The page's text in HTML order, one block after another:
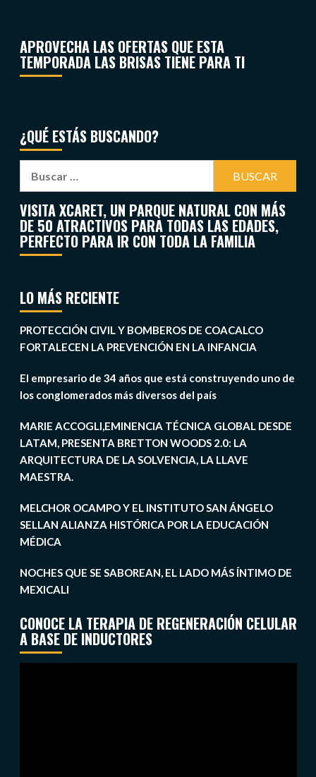
APROVECHA LAS OFERTAS QUE ESTA
TEMPORADA LAS BRISAS TIENE PARA TI
¿QUÉ ESTÁS BUSCANDO?
VISITA XCARET, UN PARQUE NATURAL CON MÁS
DE 50 ATRACTIVOS PARA TODAS LAS EDADES,
PERFECTO PARA IR CON TODA LA FAMILIA
LO MÁS RECIENTE
PROTECCIÓN CIVIL Y BOMBEROS DE COACALCO
FORTALECEN LA PREVENCIÓN EN LA INFANCIA
El empresario de 34 años que está construyendo uno de
los conglomerados más diversos del país
MARIE ACCOGLI,EMINENCIA TÉCNICA GLOBAL DESDE
LATAM, PRESENTA BRETTON WOODS 2.0: LA
ARQUITECTURA DE LA SOLVENCIA, LA LLAVE
MAESTRA.
MELCHOR OCAMPO Y EL INSTITUTO SAN ÁNGELO
SELLAN ALIANZA HISTÓRICA POR LA EDUCACIÓN
MÉDICA
NOCHES QUE SE SABOREAN, EL LADO MÁS ÍNTIMO DE
MEXICALI
CONOCE LA TERAPIA DE REGENERACIÓN CELULAR
A BASE DE INDUCTORES